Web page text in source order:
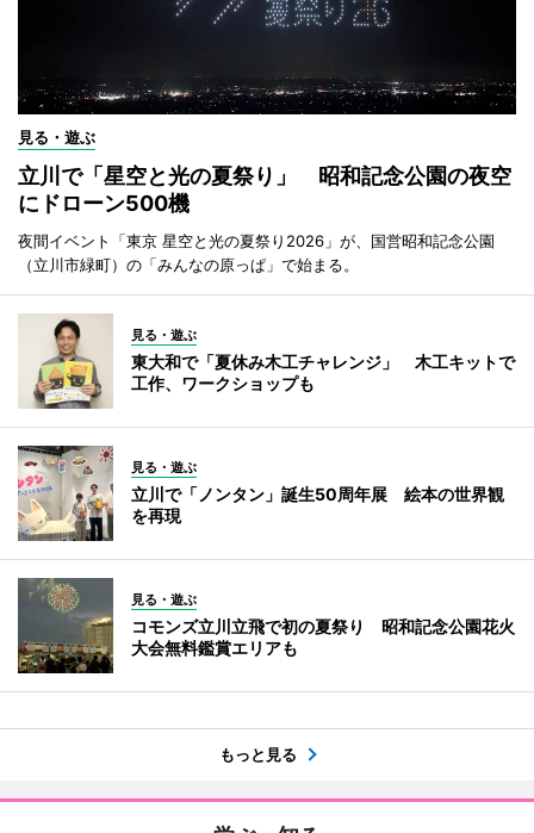
見る・遊ぶ
立川で「星空と光の夏祭り」 昭和記念公園の夜空
にドローン500機
夜間イベント「東京 星空と光の夏祭り2026」が、国営昭和記念公園
（立川市緑町）の「みんなの原っぱ」で始まる。
見る・遊ぶ
東大和で「夏休み木工チャレンジ」 木工キットで
工作、ワークショップも
見る・遊ぶ
立川で「ノンタン」誕生50周年展 絵本の世界観
を再現
見る・遊ぶ
コモンズ立川立飛で初の夏祭り 昭和記念公園花火
大会無料鑑賞エリアも
もっと見る